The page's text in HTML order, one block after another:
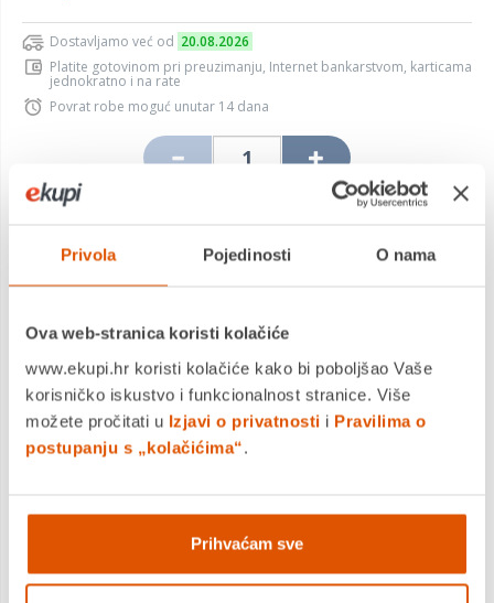
Privola Pojedinosti O nama
Ova web-stranica koristi kolačiće
www.ekupi.hr koristi kolačiće kako bi poboljšao Vaše
korisničko iskustvo i funkcionalnost stranice. Više
možete pročitati u Izjavi o privatnosti i Pravilima o
postupanju s „kolačićima“.
Prihvaćam sve
Dostavljamo već od 20.08.2026
Platite gotovinom pri preuzimanju, Internet bankarstvom, karticama
jednokratno i na rate
Povrat robe moguć unutar 14 dana
MOGLO BI VAS ZANIMATI I OVO